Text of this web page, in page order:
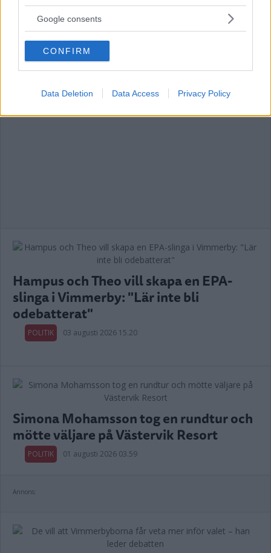
not limited to your visit or usage behaviour. You may click to
use your data for below specified purposes in below Google
consent section.
Google consents
CONFIRM
Data Deletion Data Access Privacy Policy
Hampus och Theo vill skapa en EPA-
slinga i Vimmerby: "Lär inte bli
odebatterat"
POLITIK 03 augusti 2026 15.20
Simona Mohamsson tog en rundtur och
mötte väljare på Västervik Resort
POLITIK 01 augusti 2026 03.59
Annons: